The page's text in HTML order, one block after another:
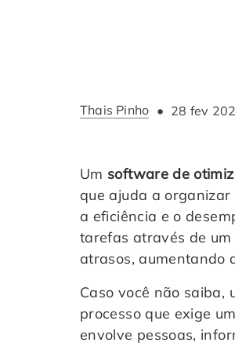
Thais Pinho • 28 fev
Um software de
que ajuda a
a eficiência e o
tarefas através de
atrasos, aumentando
Caso você não saiba,
processo que exige
envolve pessoas,